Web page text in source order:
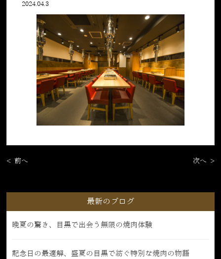
2024.04.3
< 前へ 次へ >
最新のブログ
晩夏の驚き、目黒で出会う無限の焼肉体験
記念日の最適解、盛夏の目黒で紡ぐ特別な焼肉の物語